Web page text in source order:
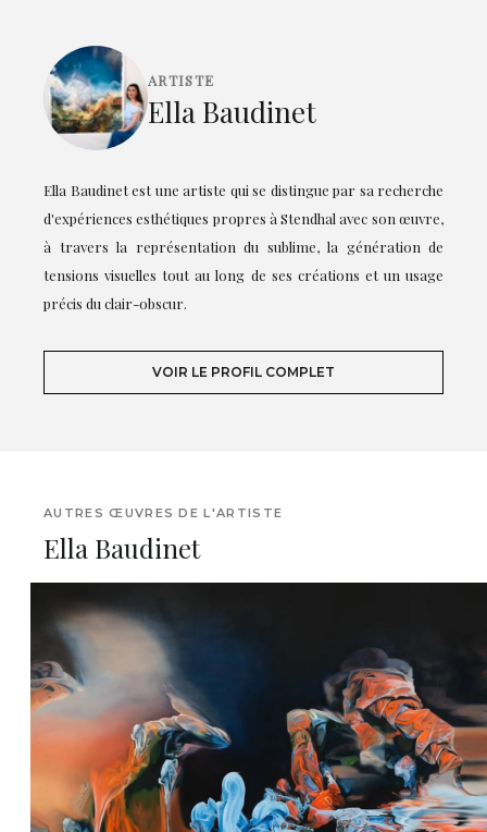
ARTISTE
Ella Baudinet
Ella Baudinet est une artiste qui se distingue par sa recherche
d'expériences esthétiques propres à Stendhal avec son œuvre,
à travers la représentation du sublime, la génération de
tensions visuelles tout au long de ses créations et un usage
précis du clair-obscur.
VOIR LE PROFIL COMPLET
AUTRES ŒUVRES DE L'ARTISTE
Ella Baudinet